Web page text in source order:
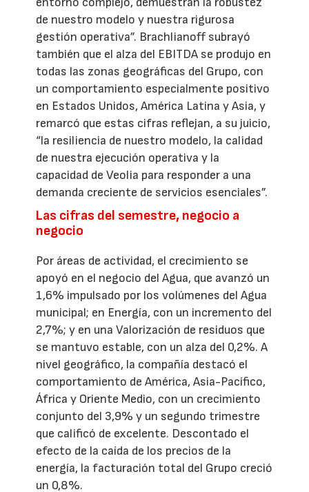
de nuestro modelo y nuestra rigurosa
gestión operativa”. Brachlianoff subrayó
también que el alza del EBITDA se produjo en
todas las zonas geográficas del Grupo, con
un comportamiento especialmente positivo
en Estados Unidos, América Latina y Asia, y
remarcó que estas cifras reflejan, a su juicio,
“la resiliencia de nuestro modelo, la calidad
de nuestra ejecución operativa y la
capacidad de Veolia para responder a una
demanda creciente de servicios esenciales”.
Las cifras del semestre, negocio a
negocio
Por áreas de actividad, el crecimiento se
apoyó en el negocio del Agua, que avanzó un
1,6% impulsado por los volúmenes del Agua
municipal; en Energía, con un incremento del
2,7%; y en una Valorización de residuos que
se mantuvo estable, con un alza del 0,2%. A
nivel geográfico, la compañía destacó el
comportamiento de América, Asia-Pacífico,
África y Oriente Medio, con un crecimiento
conjunto del 3,9% y un segundo trimestre
que calificó de excelente. Descontado el
efecto de la caída de los precios de la
energía, la facturación total del Grupo creció
un 0,8%.